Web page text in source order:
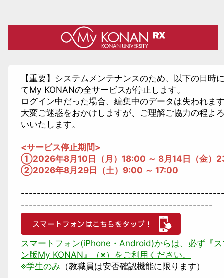
【重要】システムメンテナンスのため、以下の日時
てMy KONANの全サービスが停止します。
ログイン中だった場合、編集中のデータは失われま
大変ご迷惑をおかけしますが、ご理解ご協力の程よ
いいたします。
<サービス停止期間>
①2026年8月10日（月）18:00 ～ 8月14日（金）
②2026年8月29日（土）9:00 ～ 17:00
------------------------------------------------
スマートフォン(iPhone・Android)からは、必ず『
ン版My KONAN』（※）をご利用ください。
※学生のみ （教職員は安否確認機能に限ります）